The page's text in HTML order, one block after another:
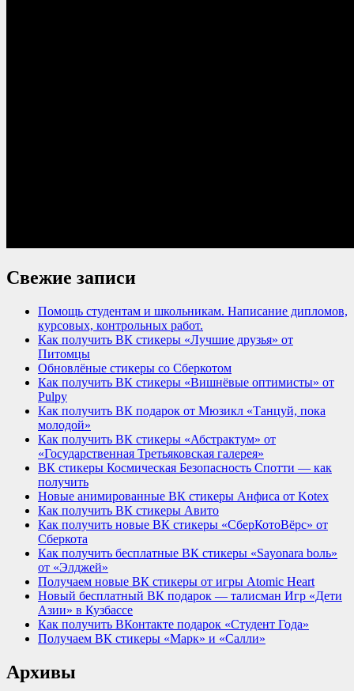
Свежие записи
Помощь студентам и школьникам. Написание дипломов,
курсовых, контрольных работ.
Как получить ВК стикеры «Лучшие друзья» от
Питомцы
Обновлёные стикеры со Сберкотом
Как получить ВК стикеры «Вишнёвые оптимисты» от
Pulpy
Как получить ВК подарок от Мюзикл «Танцуй, пока
молодой»
Как получить ВК стикеры «Абстрактум» от
«Государственная Третьяковская галерея»
ВК стикеры Космическая Безопасность Спотти — как
получить
Новые анимированные ВК стикеры Анфиса от Kotex
Как получить ВК стикеры Авито
Как получить новые ВК стикеры «СберКотоВёрс» от
Сберкота
Как получить бесплатные ВК стикеры «Sayonara bоль»
от «Элджей»
Получаем новые ВК стикеры от игры Atomic Heart
Новый бесплатный ВК подарок — талисман Игр «Дети
Азии» в Кузбассе
Как получить ВКонтакте подарок «Студент Года»
Получаем ВК стикеры «Марк» и «Салли»
Архивы